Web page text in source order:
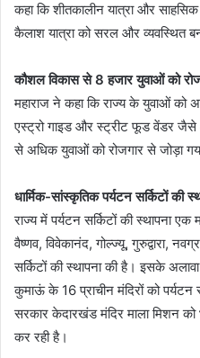
कहा कि शीतकालीन यात्रा और साहसिक
कैलाश यात्रा को सरल और व्यवस्थित
कौशल विकास से 8 हजार युवाओं को
महाराज ने कहा कि राज्य के युवाओं को
एस्ट्रो गाइड और स्ट्रीट फूड वेंडर जैसे
से अधिक युवाओं को रोजगार से जोड़ा
धार्मिक-सांस्कृतिक पर्यटन सर्किटों की
राज्य में पर्यटन सर्किटों की स्थापना
वैष्णव, विवेकानंद, गोल्ज्यू, गुरुद्वारा,
सर्किटों की स्थापना की है। इसके
कुमाऊं के 16 प्राचीन मंदिरों को
सरकार केदारखंड मंदिर माला मिशन को
कर रही है।